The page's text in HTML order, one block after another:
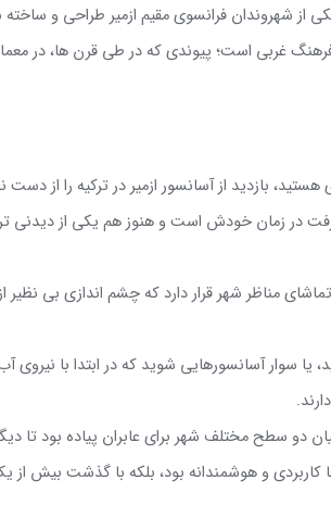
به دست یکی از شهروندان فرانسوی مقیم ازمیر طراحی و
غربی است؛ پیوندی که در طی قرن ها، در
بازدید از آسانسور ازمیر در ترکیه را از دست
در زمان خودش است و هنوز هم یکی از دیدنی
مناظر شهر قرار دارد که چشم اندازی بی نظیر
یا سوار آسانسورهایی شوید که در ابتدا با نیروی
.
سطح مختلف شهر برای عابران پیاده بود تا دیگر
کاربردی و هوشمندانه بود، بلکه با گذشت بیش